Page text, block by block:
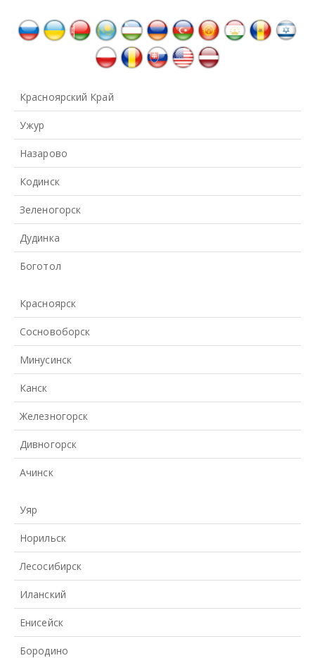
Красноярский Край
Ужур
Назарово
Кодинск
Зеленогорск
Дудинка
Боготол
Красноярск
Сосновоборск
Минусинск
Канск
Железногорск
Дивногорск
Ачинск
Уяр
Норильск
Лесосибирск
Иланский
Енисейск
Бородино